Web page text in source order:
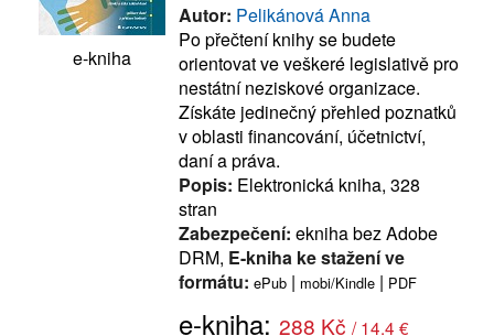
e-kniha
Autor: Pelikánová Anna
Po přečtení knihy se budete
orientovat ve veškeré legislativě pro
nestátní neziskové organizace.
Získáte jedinečný přehled poznatků
v oblasti financování, účetnictví,
daní a práva.
Popis: Elektronická kniha, 328
stran
Zabezpečení: ekniha bez Adobe
DRM, E-kniha ke stažení ve
formátu: ePub | mobi/Kindle | PDF
e-kniha: 288 Kč / 14.4 €